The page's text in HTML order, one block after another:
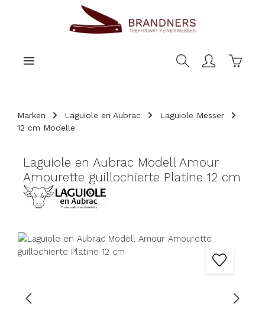
Marken Laguiole en Aubrac
Laguiole Messer
12 cm Modelle
Laguiole en Aubrac Modell Amour
Amourette guillochierte Platine 12 cm
Bildergalerie überspringen